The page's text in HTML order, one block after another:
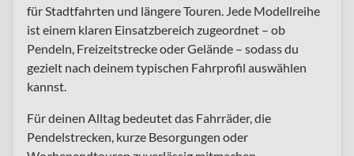
für Stadtfahrten und längere Touren. Jede Modellreihe
ist einem klaren Einsatzbereich zugeordnet – ob
Pendeln, Freizeitstrecke oder Gelände – sodass du
gezielt nach deinem typischen Fahrprofil auswählen
kannst.
Für deinen Alltag bedeutet das Fahrräder, die
Pendelstrecken, kurze Besorgungen oder